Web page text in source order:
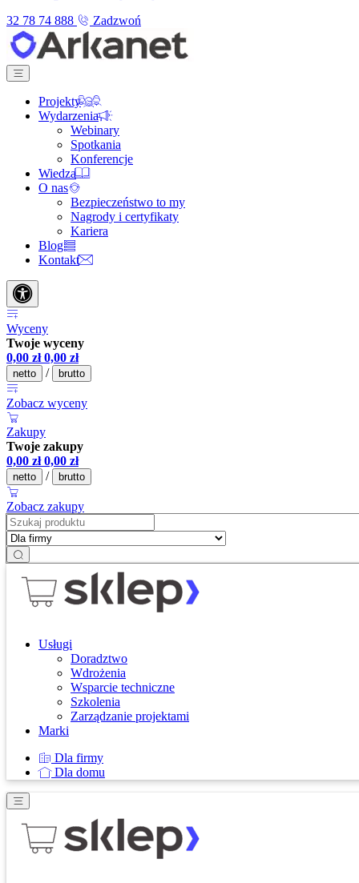
32 78 74 888
Zadzwoń
Projekty
Wydarzenia
Webinary
Spotkania
Konferencje
Wiedza
O nas
Bezpieczeństwo to my
Nagrody i certyfikaty
Kariera
Blog
Kontakt
Wyceny
Twoje wyceny
0,00 zł 0,00 zł
netto / brutto
Zobacz wyceny
Zakupy
Twoje zakupy
0,00 zł 0,00 zł
netto / brutto
Zobacz zakupy
Usługi
Doradztwo
Wdrożenia
Wsparcie techniczne
Szkolenia
Zarządzanie projektami
Marki
Dla firmy
Dla domu